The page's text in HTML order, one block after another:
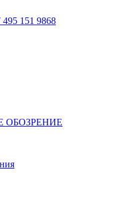
495 151 9868
ОБОЗРЕНИЕ